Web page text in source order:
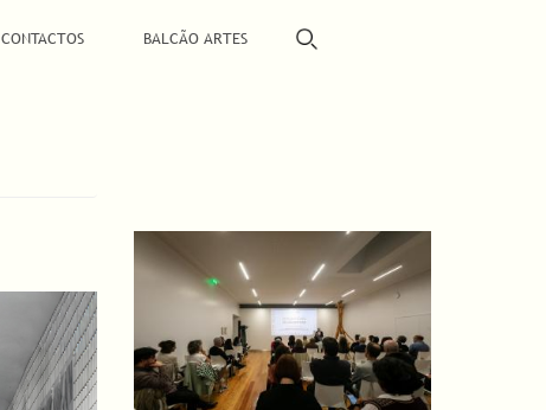
CONTACTOS BALCÃO ARTES